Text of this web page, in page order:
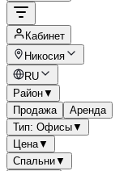
Кабинет
Никосия
RU
Район▼
Продажа
Аренда
Тип: Офисы▼
Цена▼
Спальни▼